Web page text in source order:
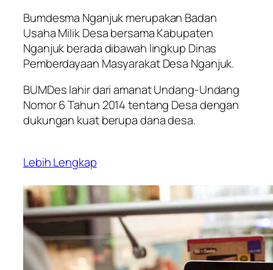
Bumdesma Nganjuk merupakan Badan
Usaha Milik Desa bersama Kabupaten
Nganjuk berada dibawah lingkup Dinas
Pemberdayaan Masyarakat Desa Nganjuk.
BUMDes lahir dari amanat Undang-Undang
Nomor 6 Tahun 2014 tentang Desa dengan
dukungan kuat berupa dana desa.
Lebih Lengkap